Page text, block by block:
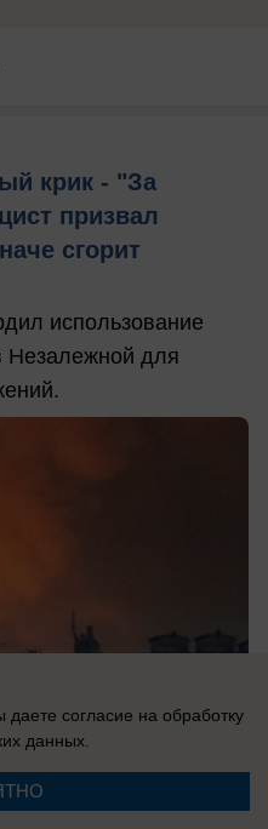
крик - "За
призвал
сгорит
использование
Незалежной для
0
согласие на обработку
данных.